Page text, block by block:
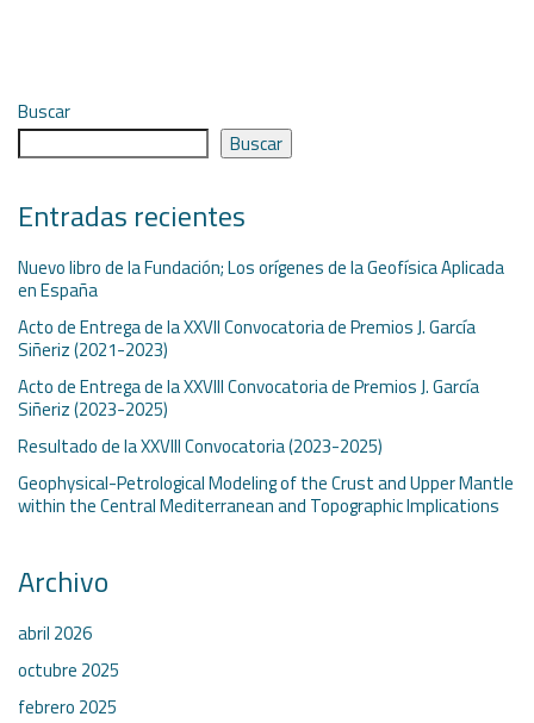
Buscar
Buscar
Entradas recientes
Nuevo libro de la Fundación; Los orígenes de la Geofísica Aplicada
en España
Acto de Entrega de la XXVII Convocatoria de Premios J. García
Siñeriz (2021-2023)
Acto de Entrega de la XXVIII Convocatoria de Premios J. García
Siñeriz (2023-2025)
Resultado de la XXVIII Convocatoria (2023-2025)
Geophysical-Petrological Modeling of the Crust and Upper Mantle
within the Central Mediterranean and Topographic Implications
Archivo
abril 2026
octubre 2025
febrero 2025